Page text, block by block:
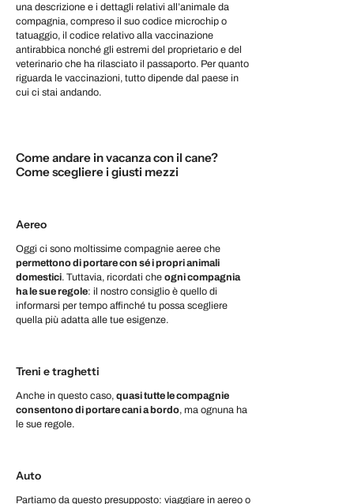
una descrizione e i dettagli relativi all’animale da
compagnia, compreso il suo codice microchip o
tatuaggio, il codice relativo alla vaccinazione
antirabbica nonché gli estremi del proprietario e del
veterinario che ha rilasciato il passaporto. Per quanto
riguarda le vaccinazioni, tutto dipende dal paese in
cui ci stai andando.
Come andare in vacanza con il cane?
Come scegliere i giusti mezzi
Aereo
Oggi ci sono moltissime compagnie aeree che
permettono di portare con sé i propri animali
domestici. Tuttavia, ricordati che ogni compagnia
ha le sue regole: il nostro consiglio è quello di
informarsi per tempo affinché tu possa scegliere
quella più adatta alle tue esigenze.
Treni e traghetti
Anche in questo caso, quasi tutte le compagnie
consentono di portare cani a bordo, ma ognuna ha
le sue regole.
Auto
Partiamo da questo presupposto: viaggiare in aereo o